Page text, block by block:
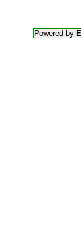
Powered by